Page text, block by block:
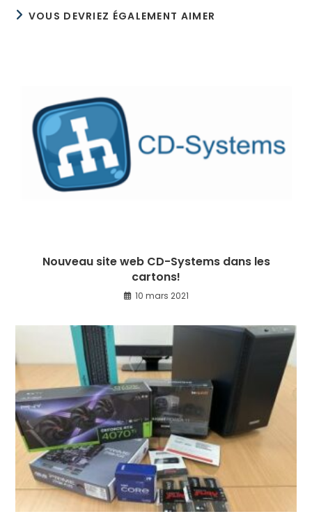
VOUS DEVRIEZ ÉGALEMENT AIMER
Nouveau site web CD-Systems dans les
cartons!
10 mars 2021